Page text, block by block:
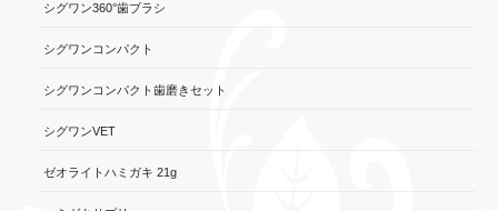
シグワン360°歯ブラシ
シグワンコンパクト
シグワンコンパクト歯磨きセット
シグワンVET
ゼオライトハミガキ 21g